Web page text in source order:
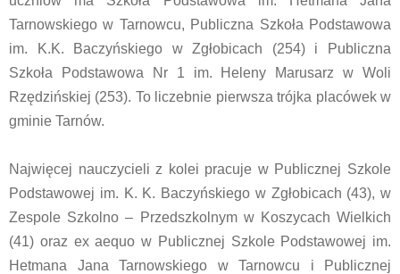
Tarnowskiego w Tarnowcu, Publiczna Szkoła Podstawowa
im. K.K. Baczyńskiego w Zgłobicach (254) i Publiczna
Szkoła Podstawowa Nr 1 im. Heleny Marusarz w Woli
Rzędzińskiej (253). To liczebnie pierwsza trójka placówek w
gminie Tarnów.
Najwięcej nauczycieli z kolei pracuje w Publicznej Szkole
Podstawowej im. K. K. Baczyńskiego w Zgłobicach (43), w
Zespole Szkolno – Przedszkolnym w Koszycach Wielkich
(41) oraz ex aequo w Publicznej Szkole Podstawowej im.
Hetmana Jana Tarnowskiego w Tarnowcu i Publicznej